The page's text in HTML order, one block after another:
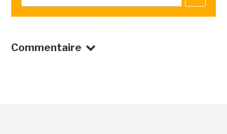
Commentaire